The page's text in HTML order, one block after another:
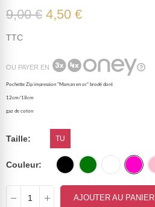
9,00 € 4,50 €
TTC
OU PAYER EN
Pochette Zip impression "Maman en or" brodé doré
12cm/18cm
gaz de coton
Taille TU
Couleur
AJOUTER AU PANIER